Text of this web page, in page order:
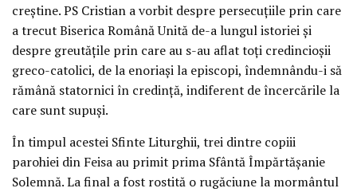
creștine. PS Cristian a vorbit despre persecuțiile prin care
a trecut Biserica Română Unită de-a lungul istoriei și
despre greutățile prin care au s-au aflat toți credincioșii
greco-catolici, de la enoriași la episcopi, îndemnându-i să
rămână statornici în credință, indiferent de încercările la
care sunt supuși.
În timpul acestei Sfinte Liturghii, trei dintre copiii
parohiei din Feisa au primit prima Sfântă Împărtășanie
Solemnă. La final a fost rostită o rugăciune la mormântul